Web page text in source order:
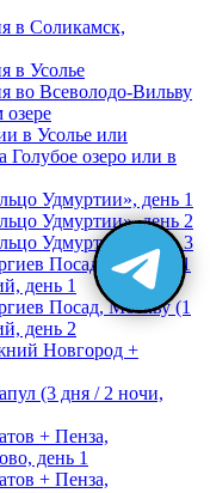
в Соликамск,
в Усолье
во Всеволодо-Вильву
в Усолье или
Голубое озеро или в
Удмуртии», день 1
Удмуртии», день 2
Удмуртии», день 3
Посад, Москву (1
день 1
Посад, Москву (1
день 2
Новгород +
(3 дня / 2 ночи,
+ Пенза,
день 1
+ Пенза,